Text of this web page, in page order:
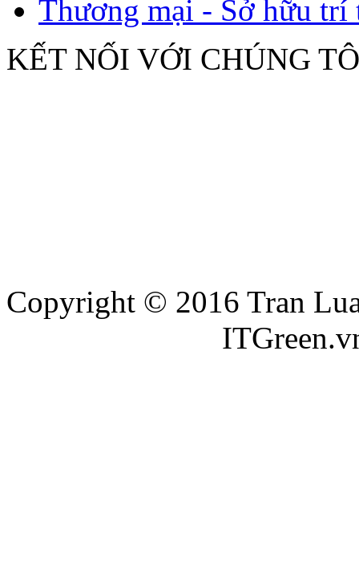
Thương mại - Sở hữu trí
KẾT NỐI VỚI CHÚNG
Copyright © 2016 Tran